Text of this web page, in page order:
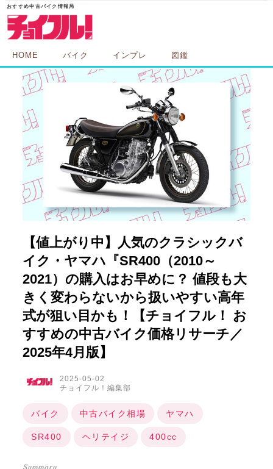
HOME バイク インプレ 図鑑
【値上がり中】人気のクラシックバ
イク・ヤマハ『SR400（2010～
2021）の購入はお早めに？ 値段も大
きく変わらないから扱いやすい高年
式が狙い目かも！【チョイフル！ お
すすめの中古バイク価格リサーチ／
2025年4月版】
2025-05-02
チョイフル！編集部
バイク 中古バイク相場 ヤマハ
SR400 ヘリテイジ 400cc